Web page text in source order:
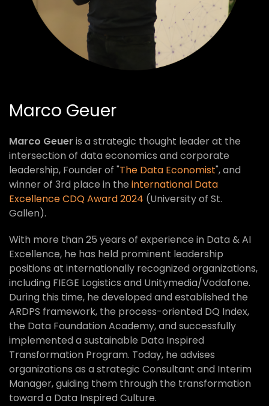
Marco Geuer
Marco Geuer is a strategic thought leader at the
intersection of data economics and corporate
leadership, Founder of "The Data Economist", and
winner of 3rd place in the international Data
Excellence CDQ Award 2024 (University of St.
Gallen).
With more than 25 years of experience in Data & AI
Excellence, he has held prominent leadership
positions at internationally recognized organizations,
including FIEGE Logistics and Unitymedia/Vodafone.
During this time, he developed and established the
ARDPS framework, the process-oriented DQ Index,
the Data Foundation Academy, and successfully
implemented a sustainable Data Inspired
Transformation Program. Today, he advises
organizations as a strategic Consultant and Interim
Manager, guiding them through the transformation
toward a Data Inspired Culture.